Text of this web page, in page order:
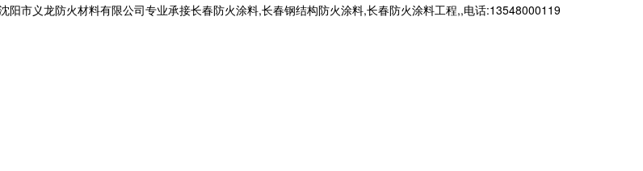
市义龙防火材料有限公司专业承接长春防火涂料,长春钢结构防火涂料,长春防火涂料工程,,电话:13548000119